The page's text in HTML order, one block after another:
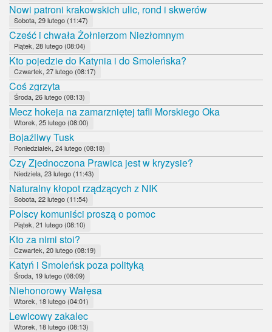
Nowi patroni krakowskich ulic, rond i skwerów
Sobota, 29 lutego (11:47)
Cześć i chwała Żołnierzom Niezłomnym
Piątek, 28 lutego (08:04)
Kto pojedzie do Katynia i do Smoleńska?
Czwartek, 27 lutego (08:17)
Coś zgrzyta
Środa, 26 lutego (08:13)
Mecz hokeja na zamarzniętej tafli Morskiego Oka
Wtorek, 25 lutego (08:00)
Bojaźliwy Tusk
Poniedziałek, 24 lutego (08:18)
Czy Zjednoczona Prawica jest w kryzysie?
Niedziela, 23 lutego (11:43)
Naturalny kłopot rządzących z NIK
Sobota, 22 lutego (11:54)
Polscy komuniści proszą o pomoc
Piątek, 21 lutego (08:10)
Kto za nimi stoi?
Czwartek, 20 lutego (08:19)
Katyń i Smoleńsk poza polityką
Środa, 19 lutego (08:09)
Niehonorowy Wałęsa
Wtorek, 18 lutego (04:01)
Lewicowy zakalec
Wtorek, 18 lutego (08:13)